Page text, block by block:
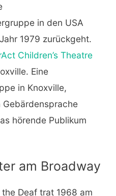
in den USA
1979 zurückgeht.
Children’s Theatre
Eine
in Knoxville,
Gebärdensprache
hörende Publikum
am Broadway
Deaf trat 1968 am